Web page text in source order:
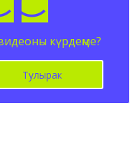
фәнни эш белән
Моңа фәнни
да керә.
күрдеңме?
Тулырак